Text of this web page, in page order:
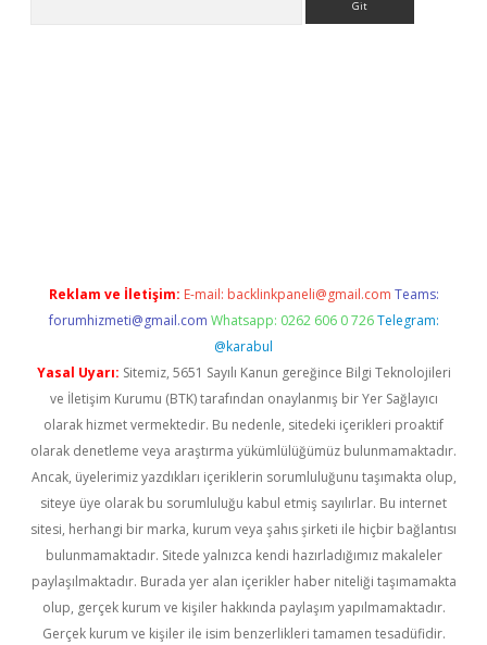
Reklam ve İletişim: E-mail: backlinkpaneli@gmail.com Teams:
forumhizmeti@gmail.com Whatsapp: 0262 606 0 726 Telegram:
@karabul
Yasal Uyarı: Sitemiz, 5651 Sayılı Kanun gereğince Bilgi Teknolojileri
ve İletişim Kurumu (BTK) tarafından onaylanmış bir Yer Sağlayıcı
olarak hizmet vermektedir. Bu nedenle, sitedeki içerikleri proaktif
olarak denetleme veya araştırma yükümlülüğümüz bulunmamaktadır.
Ancak, üyelerimiz yazdıkları içeriklerin sorumluluğunu taşımakta olup,
siteye üye olarak bu sorumluluğu kabul etmiş sayılırlar. Bu internet
sitesi, herhangi bir marka, kurum veya şahıs şirketi ile hiçbir bağlantısı
bulunmamaktadır. Sitede yalnızca kendi hazırladığımız makaleler
paylaşılmaktadır. Burada yer alan içerikler haber niteliği taşımamakta
olup, gerçek kurum ve kişiler hakkında paylaşım yapılmamaktadır.
Gerçek kurum ve kişiler ile isim benzerlikleri tamamen tesadüfidir.